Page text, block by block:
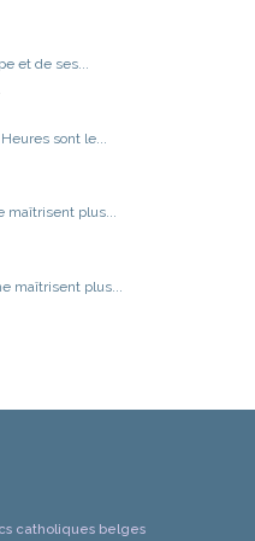
et de ses...
sont le...
maîtrisent plus...
maîtrisent plus...
catholiques belges